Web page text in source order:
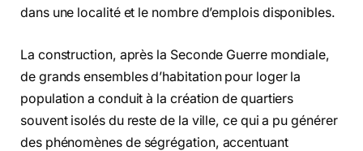
dans une localité et le nombre d’emplois disponibles.
La construction, après la Seconde Guerre mondiale,
de grands ensembles d’habitation pour loger la
population a conduit à la création de quartiers
souvent isolés du reste de la ville, ce qui a pu générer
des phénomènes de ségrégation, accentuant